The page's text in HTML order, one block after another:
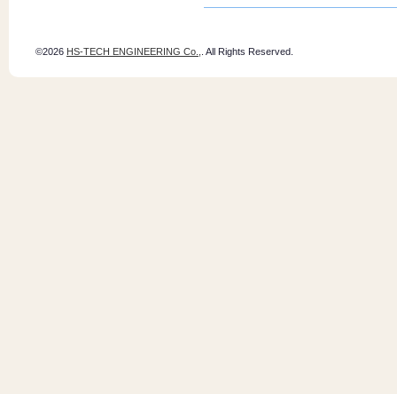
©2026 HS-TECH ENGINEERING Co., . All Rights Reserved.